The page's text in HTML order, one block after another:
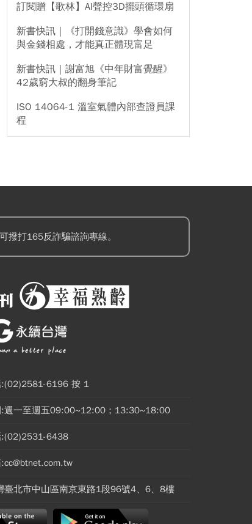
訂閱贈【歌林】AI聲控3D擺頭循環扇
新書快訊｜《打開錢意識》學會如何
與金錢相處，才能真正體現富足
新書快訊｜謝富旭《中年財富覺醒》
42歲窮大叔的翻身筆記
ISO 14064-1 溫室氣體內部查證員課
程
撥打165反詐騙諮詢專線。
:(02)2581-6196 按 1
:週一至週五09:00~12:00；13:30~18:00
:(02)2531-6438
臺北市中山區南京東路1段96號4、6、8樓